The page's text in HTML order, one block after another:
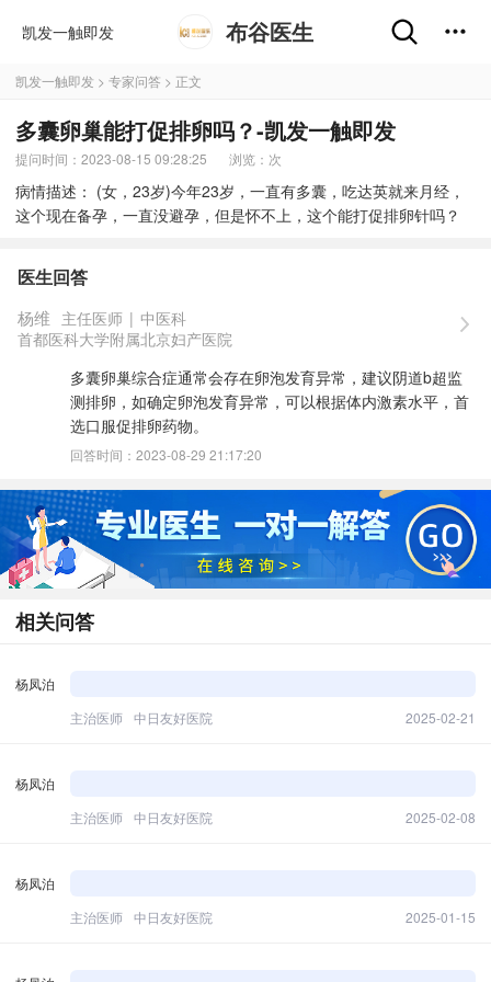
凯发一触即发 布谷医生
凯发一触即发 > 专家问答 > 正文
多囊卵巢能打促排卵吗？-凯发一触即发
提问时间：2023-08-15 09:28:25 浏览： 次
病情描述： (女，23岁)今年23岁，一直有多囊，吃达英就来月经，
这个现在备孕，一直没避孕，但是怀不上，这个能打促排卵针吗？
医生回答
杨维 主任医师 | 中医科
首都医科大学附属北京妇产医院
多囊卵巢综合症通常会存在卵泡发育异常，建议阴道b超监
测排卵，如确定卵泡发育异常，可以根据体内激素水平，首
选口服促排卵药物。
回答时间：2023-08-29 21:17:20
相关问答
杨凤泊
主治医师 中日友好医院 2025-02-21
杨凤泊
主治医师 中日友好医院 2025-02-08
杨凤泊
主治医师 中日友好医院 2025-01-15